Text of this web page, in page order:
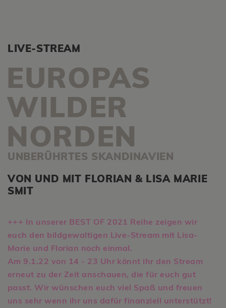
LIVE-STREAM
EUROPAS
WILDER
NORDEN
UNBERÜHRTES SKANDINAVIEN
VON UND MIT FLORIAN & LISA MARIE
SMIT
+++ In unserer BEST OF 2021 Reihe zeigen wir
euch den bildgewaltigen Live-Stream mit Lisa-
Marie und Florian noch einmal.
Am 9.1.22 von 14 - 23 Uhr könnt ihr den Stream
erneut zu der Zeit anschauen, die für euch gut
passt. Wir wünschen euch viel Spaß und freuen
uns sehr wenn ihr uns dafür finanziell unterstützt!